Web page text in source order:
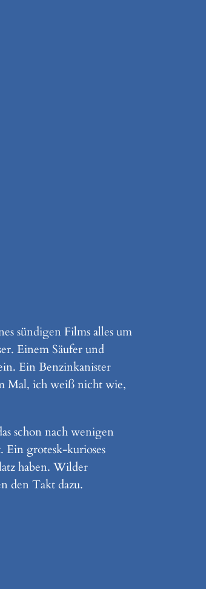
sündigen Films alles um
Einem Säufer und
Ein Benzinkanister
Mal, ich weiß nicht wie,
schon nach wenigen
Ein grotesk-kurioses
haben. Wilder
den Takt dazu.